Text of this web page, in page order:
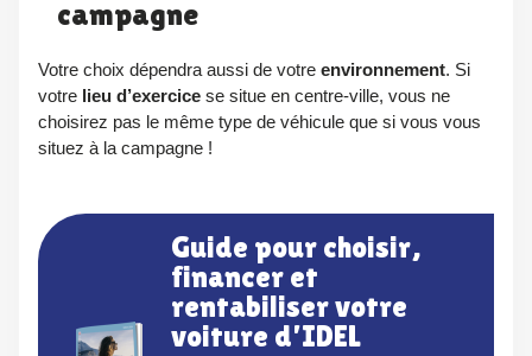
campagne
Votre choix dépendra aussi de votre environnement. Si
votre lieu d’exercice se situe en centre-ville, vous ne
choisirez pas le même type de véhicule que si vous vous
situez à la campagne !
Guide pour choisir,
financer et
rentabiliser votre
voiture d’IDEL